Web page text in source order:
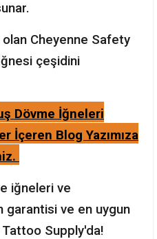
olan Cheyenne Safety
çeşidini
Dövme İğneleri
İçeren Blog Yazımıza
iğneleri ve
garantisi ve en uygun
Supply'da!